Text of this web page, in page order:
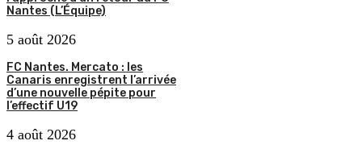
Nantes (L’Équipe)
5 août 2026
FC Nantes. Mercato : les
Canaris enregistrent l’arrivée
d’une nouvelle pépite pour
l’effectif U19
4 août 2026